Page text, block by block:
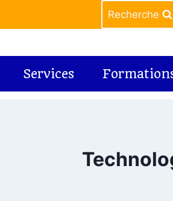
Recherche
Services